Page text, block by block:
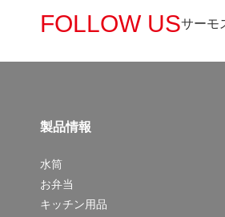
FOLLOW USサーモ
製品情報
水筒
お弁当
キッチン用品